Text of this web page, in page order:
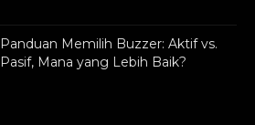
Panduan Memilih Buzzer: Aktif vs.
Pasif, Mana yang Lebih Baik?